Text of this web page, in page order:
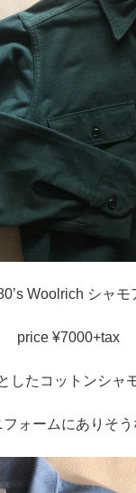
Woolrich シャモ
price ¥7000+tax
したコットンシャ
ォームにありそう